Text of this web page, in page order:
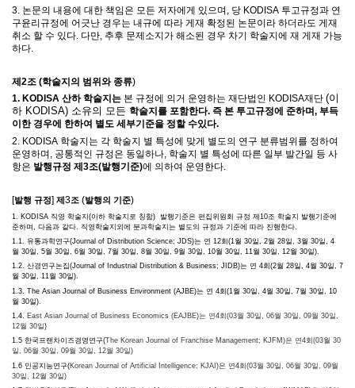
3. 논문의 내용에 대한 책임은 모든 저자에게 있으며 , 당 KODISA 투고규정과 연
구윤리규정에 어긋난 경우는 내규에 따라 게재 확정된 논문이라 하더라도 게재
취소 할 수 있다. 다만, 추후 문제소지가 해소된 경우 차기 학술지에 재 게재 가능
하다.
제 2조 (학술지의 범위와 종류)
1. KODISA 산하 학술지는 본 규정에 의거 운영하는 재단법인 KODISA재단 (이
하 KODISA) 소유의 모든 학술지를 포함한다. 즉 본 투고규정에 준하며, 부득
이한 경우에 한하여 별도 세부기준을 정할 수있다.
2. KODISA 학술지는 각 학술지 별 특성에 맞게 별도의 연구 분류범위를 정하여
운영하며 공통적인 규정은 동일하나 학술지 별 특성에 따른 일부 발간일 등 사
항은 발행규정 제3조(발행기준)에 의하여 운영한다
[발행 규정] 제 3조 (발행의 기준)
1. KODISA 직영 학술지(이하 학술지로 칭함) 발행기준은 편집위원회 규정 제10조 학술지 발행기준에
준하며
다음과 같다 . 직영학술지외에 분과학술지는 별도의 규정과 기준에 따라 진행한다.
1.1. 유통과학연구(Journal of Distribution Science; JDS)는 연 12회(1 월 30일 , 2월 28일 , 3월 30일 , 4
월 30일 , 5월 30일 , 6월 30일 , 7월 30일 , 8월 30일 , 9월 30일 , 10월 30일 , 11 월 30일 , 12월 30일).
1.2. 산경연구논집(Journal of Industrial Distribution & Business; JIDB)는 연 4회(2월 28일, 4월 30일, 7
월 30일, 11월 30일).
1.3. The Asian Journal of Business Environment (AJBE)는 연 4회(1 월 30일 , 4월 30일 , 7월 30일 , 10
월 30일).
1.4. East Asian Journal of Business Economics (EAJBE)는 연4회(03월 30일, 06월 30일, 09월 30일,
12월 30일}
1.5 한국프랜차이즈경영연구(The Korean Journal of Franchise Management; KJFM)은 연4회(03월 30
일, 06월 30일, 09월 30일, 12월 30일)
1.6 인공지능연구(Korean Journal of Artificial Intelligence; KJAI)은 연4회(03월 30일, 06월 30일, 09월
30일, 12월 30일)